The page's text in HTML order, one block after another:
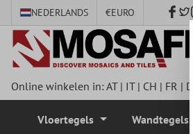
hoofdinhoud
NEDERLANDS €EURO
Online winkelen in:AT| IT| CH | FR | DE
Vloertegels Wandtegels